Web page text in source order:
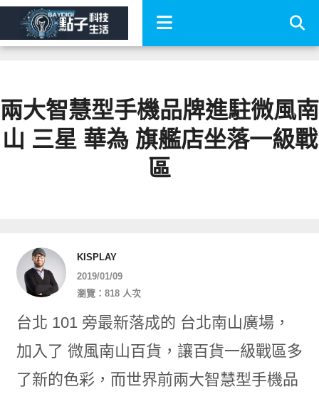
兩大智慧型手機品牌進駐微風南
山 三星 華為 旗艦店坐落一級戰
區
KISPLAY
2019/01/09
瀏覽：818 人次
台北 101 旁最新落成的 台北南山廣場，
加入了 微風南山百貨，讓百貨一級戰區多
了新的色彩，而世界前兩大智慧型手機品